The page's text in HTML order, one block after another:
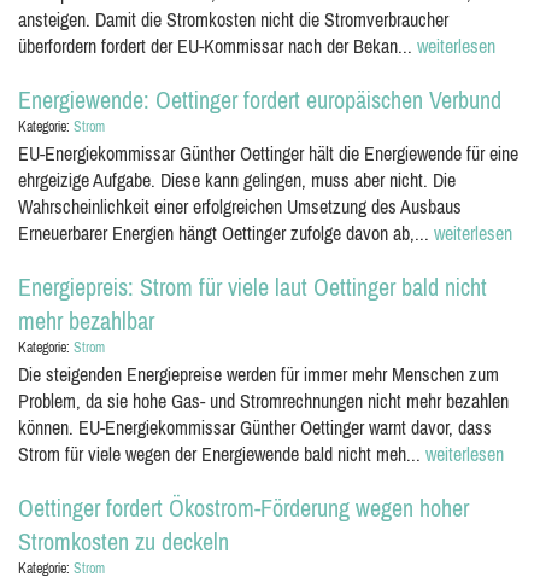
ansteigen. Damit die Stromkosten nicht die Stromverbraucher
überfordern fordert der EU-Kommissar nach der Bekan... weiterlesen
Energiewende: Oettinger fordert europäischen Verbund
Kategorie: Strom
EU-Energiekommissar Günther Oettinger hält die Energiewende für eine
ehrgeizige Aufgabe. Diese kann gelingen, muss aber nicht. Die
Wahrscheinlichkeit einer erfolgreichen Umsetzung des Ausbaus
Erneuerbarer Energien hängt Oettinger zufolge davon ab,... weiterlesen
Energiepreis: Strom für viele laut Oettinger bald nicht
mehr bezahlbar
Kategorie: Strom
Die steigenden Energiepreise werden für immer mehr Menschen zum
Problem, da sie hohe Gas- und Stromrechnungen nicht mehr bezahlen
können. EU-Energiekommissar Günther Oettinger warnt davor, dass
Strom für viele wegen der Energiewende bald nicht meh... weiterlesen
Oettinger fordert Ökostrom-Förderung wegen hoher
Stromkosten zu deckeln
Kategorie: Strom